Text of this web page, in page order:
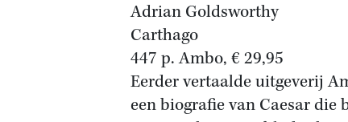
Adrian Goldsworthy
Carthago
447 p. Ambo, € 29,95
Eerder vertaalde uitgeverij
een biografie van Caesar die